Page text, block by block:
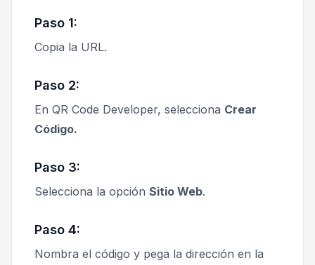
Paso 1:
Copia la URL.
Paso 2:
En QR Code Developer, selecciona Crear
Código.
Paso 3:
Selecciona la opción Sitio Web.
Paso 4:
Nombra el código y pega la dirección en la